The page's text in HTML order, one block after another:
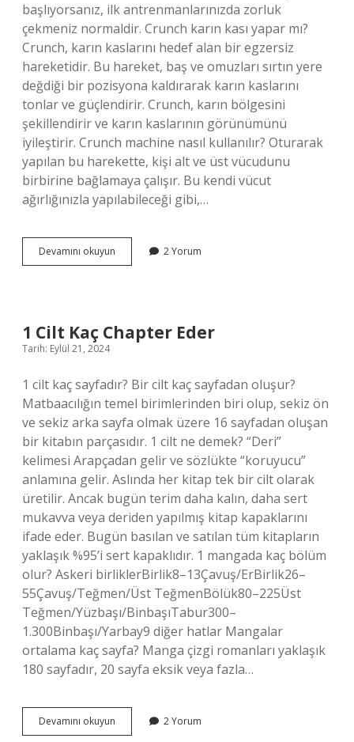
başlıyorsanız, ilk antrenmanlarınızda zorluk
çekmeniz normaldir. Crunch karın kası yapar mı?
Crunch, karın kaslarını hedef alan bir egzersiz
hareketidir. Bu hareket, baş ve omuzları sırtın yere
değdiği bir pozisyona kaldırarak karın kaslarını
tonlar ve güçlendirir. Crunch, karın bölgesini
şekillendirir ve karın kaslarının görünümünü
iyileştirir. Crunch machine nasıl kullanılır? Oturarak
yapılan bu harekette, kişi alt ve üst vücudunu
birbirine bağlamaya çalışır. Bu kendi vücut
ağırlığınızla yapılabileceği gibi,…
Devamını okuyun
Machine
2 Yorum
1 Cilt Kaç Chapter Eder
Tarih: Eylül 21, 2024
1 cilt kaç sayfadır? Bir cilt kaç sayfadan oluşur?
Matbaacılığın temel birimlerinden biri olup, sekiz ön
ve sekiz arka sayfa olmak üzere 16 sayfadan oluşan
bir kitabın parçasıdır. 1 cilt ne demek? “Deri”
kelimesi Arapçadan gelir ve sözlükte “koruyucu”
anlamına gelir. Aslında her kitap tek bir cilt olarak
üretilir. Ancak bugün terim daha kalın, daha sert
mukavva veya deriden yapılmış kitap kapaklarını
ifade eder. Bugün basılan ve satılan tüm kitapların
yaklaşık %95’i sert kapaklıdır. 1 mangada kaç bölüm
olur? Askeri birliklerBirlik8–13Çavuş/ErBirlik26–
55Çavuş/Teğmen/Üst TeğmenBölük80–225Üst
Teğmen/Yüzbaşı/BinbaşıTabur300–
1.300Binbaşı/Yarbay9 diğer hatlar Mangalar
ortalama kaç sayfa? Manga çizgi romanları yaklaşık
180 sayfadır, 20 sayfa eksik veya fazla…
Devamını okuyun
Cilt
2 Yorum